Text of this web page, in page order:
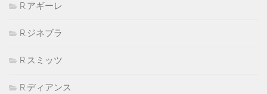
R.アギーレ
R.ジネブラ
R.スミッツ
R.ディアンス